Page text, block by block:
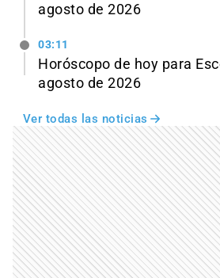
agosto de 2026
03:11
Horóscopo de hoy para
agosto de 2026
Ver todas las noticias